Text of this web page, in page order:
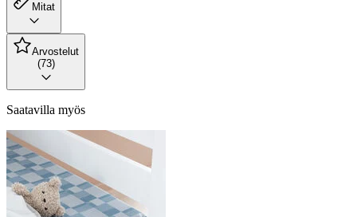
Mitat
Arvostelut
(73)
Saatavilla myös